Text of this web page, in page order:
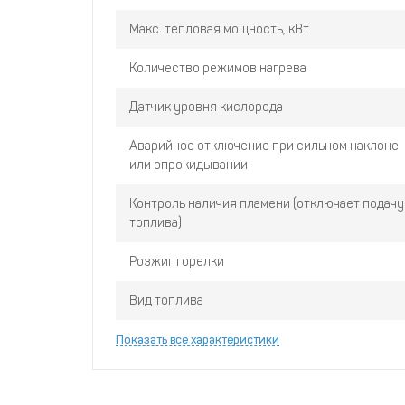
Эксклюзивный дизайн фронтальной решетки
Армированный шланг с редуктором уже
Суперкомпактный размер прибора и упаковки
Лучшая керамическая горелка класса А
Усиленный газовый клапан
Специальная износостойкая краска для обода
Увеличенная на 25% теплоотдача за счет
Макс. тепловая мощность, кВт
Количество режимов нагрева
Датчик уровня кислорода
Аварийное отключение при сильном наклоне
или опрокидывании
Контроль наличия пламени (отключает подачу
топлива)
Розжиг горелки
Вид топлива
Показать все характеристики